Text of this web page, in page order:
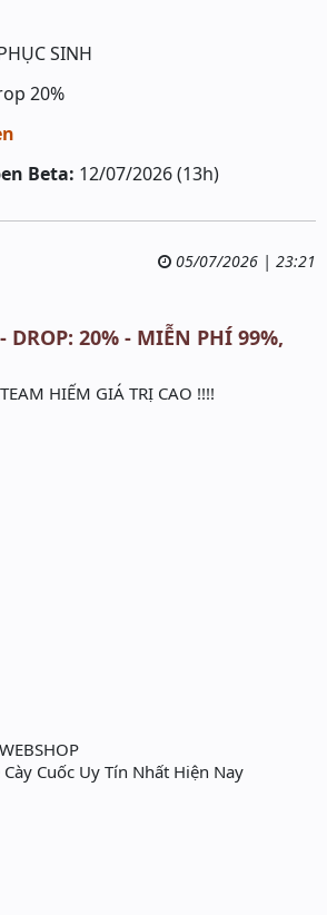
SINH
20%
Beta: 12/07/2026 (13h)
05/07/2026 | 23:21
DROP: 20% - MIỄN PHÍ 99%,
HIẾM GIÁ TRỊ CAO !!!!
Cuốc Uy Tín Nhất Hiện Nay